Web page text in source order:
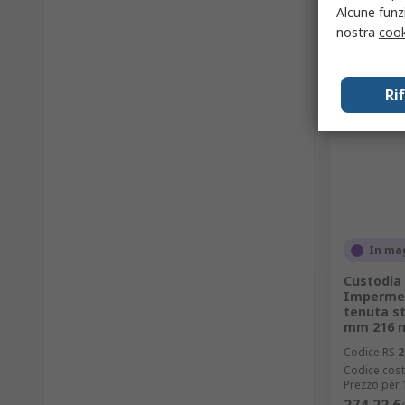
In
tenuta
mm 216
Codice RS
Codice
Prezzo per
Alcune
nostra